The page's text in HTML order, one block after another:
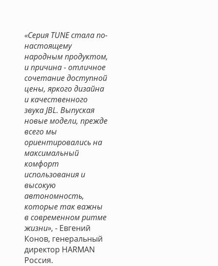
«Серия TUNE стала по-
настоящему
народным продуктом,
и причина - отличное
сочетание доступной
цены, яркого дизайна
и качественного
звука JBL. Выпуская
новые модели, прежде
всего мы
ориентировались на
максимальный
комфорт
использования и
высокую
автономность,
которые так важны
в современном ритме
жизни», - Евгений
Конов, генеральный
директор HARMAN
Россия.